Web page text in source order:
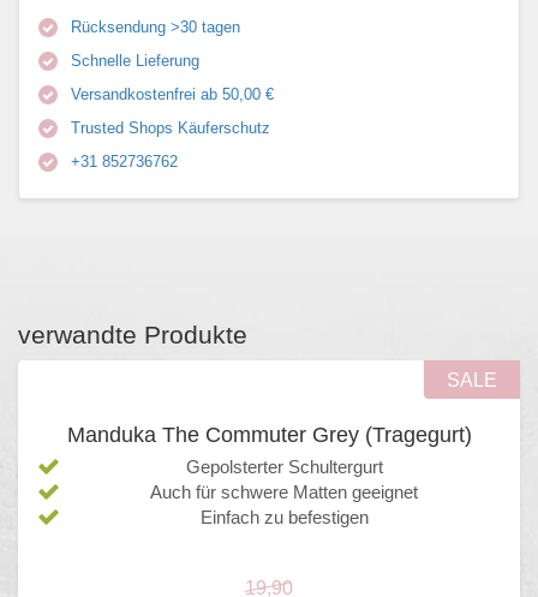
Rücksendung >30 tagen
Schnelle Lieferung
Versandkostenfrei ab 50,00 €
Trusted Shops Käuferschutz
+31 852736762
verwandte Produkte
SALE
Manduka The Commuter Grey (Tragegurt)
Gepolsterter Schultergurt
Auch für schwere Matten geeignet
Einfach zu befestigen
19,90